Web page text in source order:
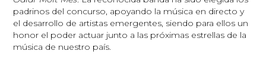
padrinos del concurso, apoyando la música en directo y
el desarrollo de artistas emergentes, siendo para ellos un
honor el poder actuar junto a las próximas estrellas de la
música de nuestro país.